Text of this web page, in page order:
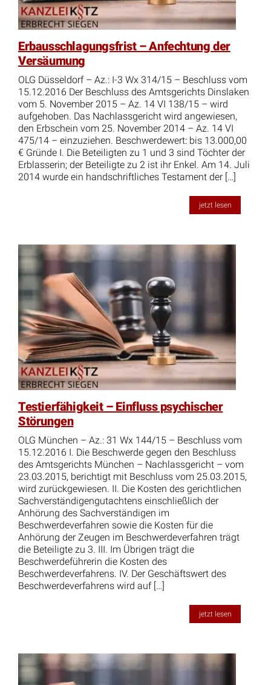
Erbausschlagungsfrist – Anfechtung der
Versäumung
OLG Düsseldorf – Az.: I-3 Wx 314/15 – Beschluss vom
15.12.2016 Der Beschluss des Amtsgerichts Dinslaken
vom 5. November 2015 – Az. 14 VI 138/15 – wird
aufgehoben. Das Nachlassgericht wird angewiesen,
den Erbschein vom 25. November 2014 – Az. 14 VI
475/14 – einzuziehen. Beschwerdewert: bis 13.000,00
€ Gründe I. Die Beteiligten zu 1 und 3 sind Töchter der
Erblasserin; der Beteiligte zu 2 ist ihr Enkel. Am 14. Juli
2014 wurde ein handschriftliches Testament der […]
jetzt lesen
Testierfähigkeit – Einfluss psychischer
Störungen
OLG München – Az.: 31 Wx 144/15 – Beschluss vom
15.12.2016 I. Die Beschwerde gegen den Beschluss
des Amtsgerichts München – Nachlassgericht – vom
23.03.2015, berichtigt mit Beschluss vom 25.03.2015,
wird zurückgewiesen. II. Die Kosten des gerichtlichen
Sachverständigengutachtens einschließlich der
Anhörung des Sachverständigen im
Beschwerdeverfahren sowie die Kosten für die
Anhörung der Zeugen im Beschwerdeverfahren trägt
die Beteiligte zu 3. III. Im Übrigen trägt die
Beschwerdeführerin die Kosten des
Beschwerdeverfahrens. IV. Der Geschäftswert des
Beschwerdeverfahrens wird auf […]
jetzt lesen